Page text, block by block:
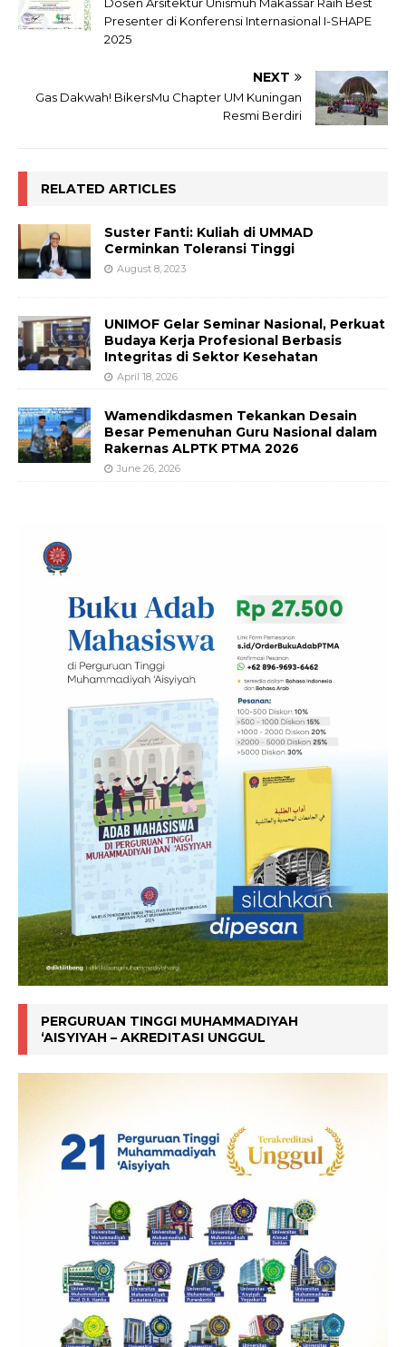
Presenter di Konferensi Internasional I-SHAPE
2025
NEXT
Gas Dakwah! BikersMu Chapter UM Kuningan
Resmi Berdiri
RELATED ARTICLES
Suster Fanti: Kuliah di UMMAD
Cerminkan Toleransi Tinggi
August 8, 2023
UNIMOF Gelar Seminar Nasional, Perkuat
Budaya Kerja Profesional Berbasis
Integritas di Sektor Kesehatan
April 18, 2026
Wamendikdasmen Tekankan Desain
Besar Pemenuhan Guru Nasional dalam
Rakernas ALPTK PTMA 2026
June 26, 2026
PERGURUAN TINGGI MUHAMMADIYAH
‘AISYIYAH – AKREDITASI UNGGUL